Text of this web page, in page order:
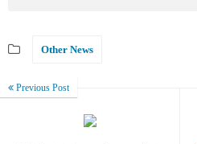
Other News
Previous Post